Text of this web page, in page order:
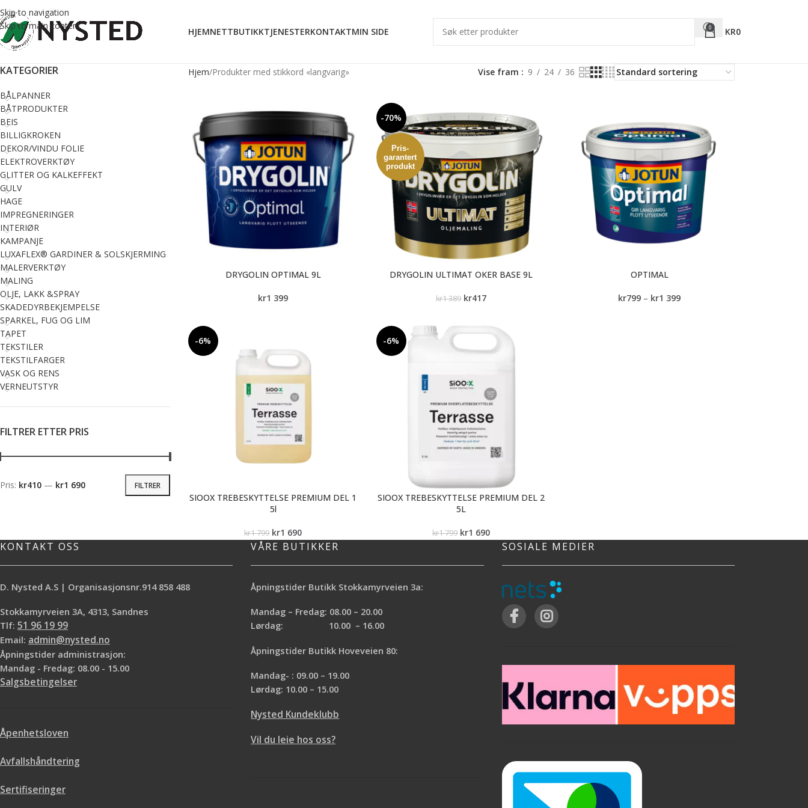
Skip to navigation
Skip to main content
HJEMNETTBUTIKKTJENESTERKONTAKTMIN SIDE 0 KR0
KATEGORIER
BÅLPANNER
BÅTPRODUKTER
BEIS
BILLIGKROKEN
DEKOR/VINDU FOLIE
ELEKTROVERKTØY
GLITTER OG KALKEFFEKT
GULV
HAGE
IMPREGNERINGER
INTERIØR
KAMPANJE
LUXAFLEX® GARDINER & SOLSKJERMING
MALERVERKTØY
MALING
OLJE, LAKK &SPRAY
SKADEDYRBEKJEMPELSE
SPARKEL, FUG OG LIM
TAPET
TEKSTILER
TEKSTILFARGER
VASK OG RENS
VERNEUTSTYR
FILTRER ETTER PRIS
FILTRER
Pris: kr410 — kr1 690
Hjem Produkter med stikkord «langvarig» Vise fram 9 24 36
DRYGOLIN OPTIMAL 9L
kr1 399
-70%
Pris-
garantert
produkt
DRYGOLIN ULTIMAT OKER BASE 9L
kr1 389 kr417
OPTIMAL
kr799 – kr1 399
-6%
SIOOX TREBESKYTTELSE PREMIUM DEL 1
5l
kr1 799 kr1 690
-6%
SIOOX TREBESKYTTELSE PREMIUM DEL 2
5L
kr1 799 kr1 690
KONTAKT OSS
D. Nysted A.S | Organisasjonsnr.914 858 488
Stokkamyrveien 3A, 4313, Sandnes
Tlf: 51 96 19 99
Email: admin@nysted.no
Åpningstider administrasjon:
Mandag - Fredag: 08.00 - 15.00
Salgsbetingelser
Åpenhetsloven
Avfallshåndtering
Sertifiseringer
VÅRE BUTIKKER
Åpningstider Butikk Stokkamyrveien 3a:
Mandag – Fredag: 08.00 – 20.00
Lørdag: 10.00 – 16.00
Åpningstider Butikk Hoveveien 80:
Mandag- : 09.00 – 19.00
Lørdag: 10.00 – 15.00
Nysted Kundeklubb
Vil du leie hos oss?
SOSIALE MEDIER